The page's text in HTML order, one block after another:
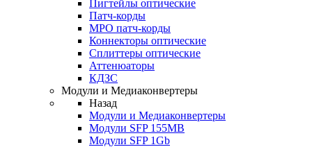
Пигтейлы оптические
Патч-корды
MPO патч-корды
Коннекторы оптические
Сплиттеры оптические
Аттенюаторы
КДЗС
Модули и Медиаконвертеры
Назад
Модули и Медиаконвертеры
Модули SFP 155MB
Модули SFP 1Gb